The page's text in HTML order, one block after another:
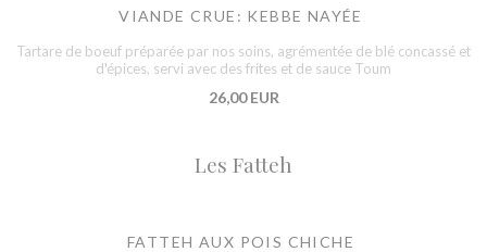
VIANDE CRUE: KEBBE NAYÉE
Tartare de boeuf préparée par nos soins, agrémentée de blé concassé et
d'épices, servi avec des frites et de sauce Toum
26,00 EUR
Les Fatteh
FATTEH AUX POIS CHICHE